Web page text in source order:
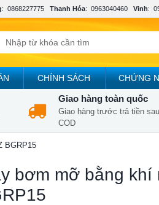
: 0868227775 Thanh Hóa: 0963040460 Vinh:
CHÍNH SÁCH CHỨNG
Giao hàng toàn quốc
Giao hàng trước trả tiền sau
COD
BGRP15
bơm mỡ bằng khí